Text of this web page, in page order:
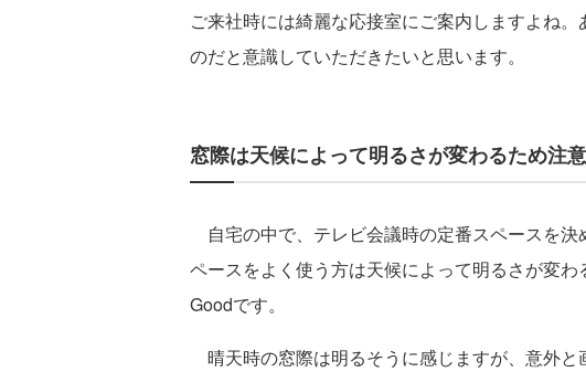
ご来社時には綺麗な応接室にご案内しますよね
のだと意識していただきたいと思います。
窓際は天候によって明るさが変わるため注意
自宅の中で、テレビ会議時の定番スペースを
ペースをよく使う方は天候によって明るさが変
Goodです。
晴天時の窓際は明るそうに感じますが、意外